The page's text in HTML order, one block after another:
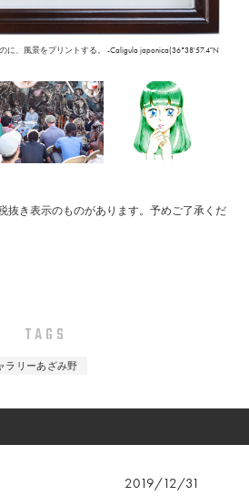
に、風景をプリントする。 -Caligula japonica(36°38'57.4"N
抜き表示のものがあります。予めご了承くだ
TAGS
ラリーあざみ野
2019/12/31